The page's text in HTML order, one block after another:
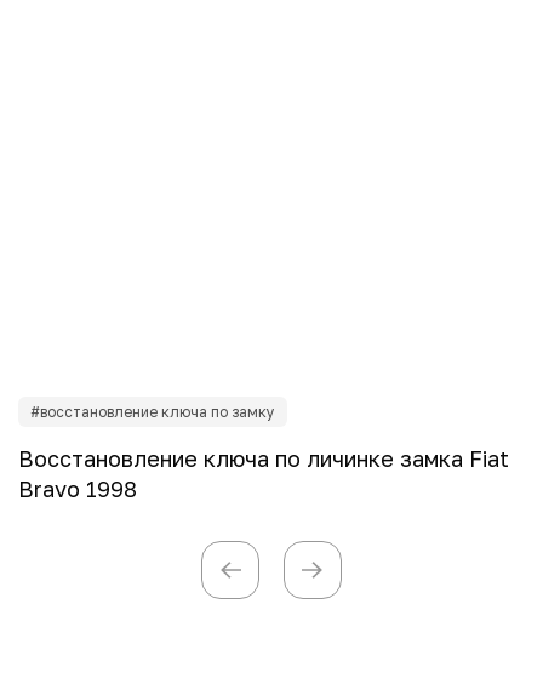
Fiat
#изготовление автомобильных ключей
Изготовление дополнительного
Jaguar S-Type